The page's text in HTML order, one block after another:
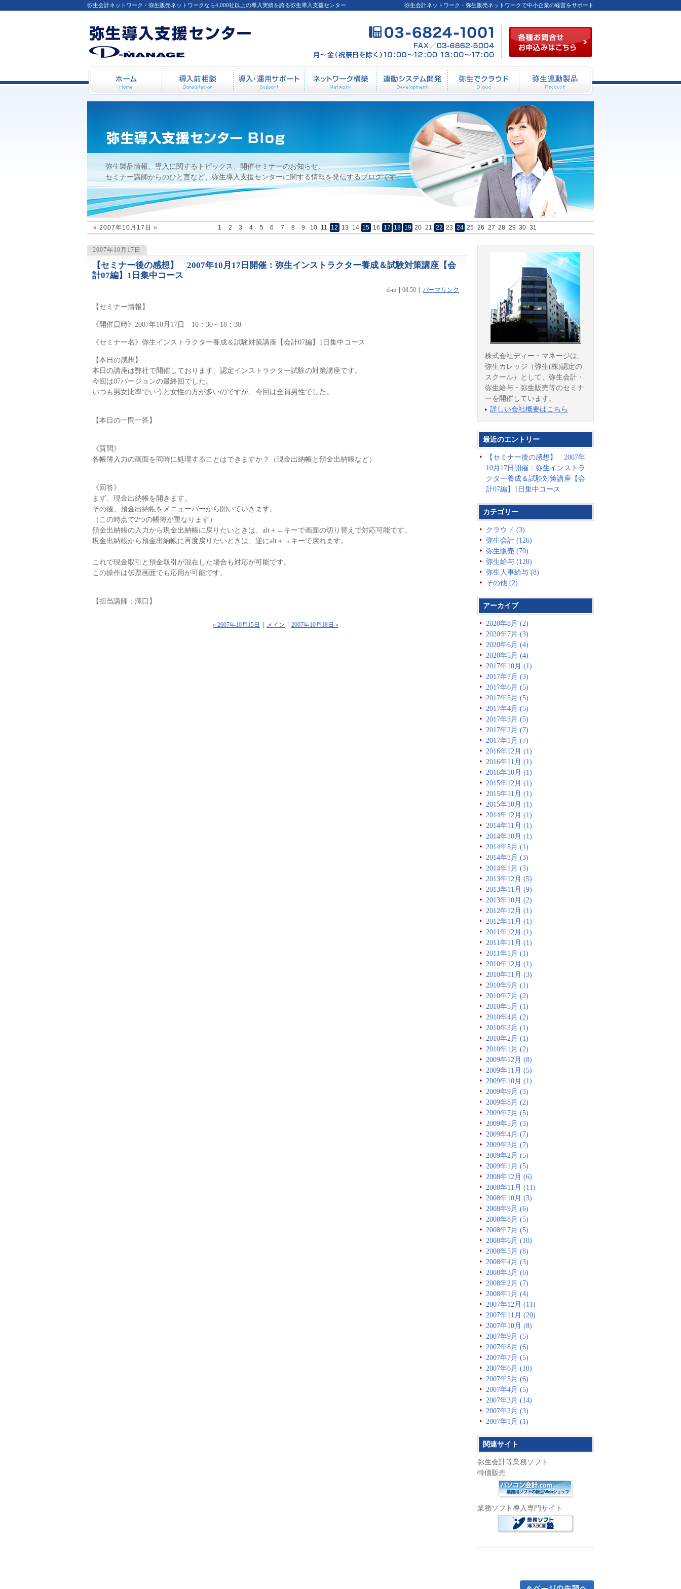
2007年10月17日
弥生会計ネットワーク・弥生販売ネットワークで中小企業の経営をサポート
弥生会計ネットワーク・弥生販売ネットワークなら4,000社以上の導入実績を誇る弥生導入支援センター
弥生製品情報、導入に関するトピックス、開催セミナーのお知らせ、
セミナー講師からのひと言など、弥生導入支援センターに関する情報を発信するブログです。
«2007年10月17日 » 1 2 3 4 5 6 7 8 9 10 11 12 13 14 15 16 17 18 19 20 21 22 23 24 25 26 27 28 29 30 31
2007年10月17日
【セミナー後の感想】 2007年10月17日開催：弥生インストラクター養成＆試験対策講座【会
計07編】1日集中コース
d-m 08:50 パーマリンク
【セミナー情報】
《開催日時》2007年10月17日 10：30～18：30
《セミナー名》弥生インストラクター養成＆試験対策講座【会計07編】1日集中コース
【本日の感想】
本日の講座は弊社で開催しております、認定インストラクター試験の対策講座です。
今回は07バージョンの最終回でした。
いつも男女比率でいうと女性の方が多いのですが、今回は全員男性でした。
【本日の一問一答】
《質問》
各帳簿入力の画面を同時に処理することはできますか？（現金出納帳と預金出納帳など）
《回答》
まず、現金出納帳を開きます。
その後、預金出納帳をメニューバーから開いていきます。
（この時点で2つの帳簿が重なります）
預金出納帳の入力から現金出納帳に戻りたいときは、alt＋←キーで画面の切り替えで対応可能です。
現金出納帳から預金出納帳に再度戻りたいときは、逆にalt＋→キーで戻れます。
これで現金取引と預金取引が混在した場合も対応が可能です。
この操作は伝票画面でも応用が可能です。
【担当講師：澤口】
« 2007年10月15日 メイン 2007年10月18日 »
株式会社ディー・マネージは、
弥生カレッジ（弥生(株)認定の
スクール）として、弥生会計・
弥生給与・弥生販売等のセミナ
ーを開催しています。
詳しい会社概要はこちら
最近のエントリー
【セミナー後の感想】 2007年
10月17日開催：弥生インストラ
クター養成＆試験対策講座【会
計07編】1日集中コース
カテゴリー
クラウド (3)
弥生会計 (126)
弥生販売 (70)
弥生給与 (128)
弥生人事給与 (8)
その他 (2)
アーカイブ
2020年8月 (2)
2020年7月 (3)
2020年6月 (4)
2020年5月 (4)
2017年10月 (1)
2017年7月 (3)
2017年6月 (5)
2017年5月 (5)
2017年4月 (5)
2017年3月 (5)
2017年2月 (7)
2017年1月 (7)
2016年12月 (1)
2016年11月 (1)
2016年10月 (1)
2015年12月 (1)
2015年11月 (1)
2015年10月 (1)
2014年12月 (1)
2014年11月 (1)
2014年10月 (1)
2014年5月 (1)
2014年3月 (3)
2014年1月 (3)
2013年12月 (5)
2013年11月 (9)
2013年10月 (2)
2012年12月 (1)
2012年11月 (1)
2011年12月 (1)
2011年11月 (1)
2011年1月 (1)
2010年12月 (1)
2010年11月 (3)
2010年9月 (1)
2010年7月 (2)
2010年5月 (1)
2010年4月 (2)
2010年3月 (1)
2010年2月 (1)
2010年1月 (2)
2009年12月 (8)
2009年11月 (5)
2009年10月 (1)
2009年9月 (3)
2009年8月 (2)
2009年7月 (5)
2009年5月 (3)
2009年4月 (7)
2009年3月 (7)
2009年2月 (5)
2009年1月 (5)
2008年12月 (6)
2008年11月 (11)
2008年10月 (3)
2008年9月 (6)
2008年8月 (5)
2008年7月 (5)
2008年6月 (10)
2008年5月 (8)
2008年4月 (3)
2008年3月 (6)
2008年2月 (7)
2008年1月 (4)
2007年12月 (11)
2007年11月 (20)
2007年10月 (8)
2007年9月 (5)
2007年8月 (6)
2007年7月 (5)
2007年6月 (10)
2007年5月 (6)
2007年4月 (5)
2007年3月 (14)
2007年2月 (3)
2007年1月 (1)
関連サイト
弥生会計等業務ソフト
特価販売
業務ソフト導入専門サイト
00～
ホーム 導入前相談 導入・運用サポート ネットワーク構築 連動システム開発 弥生でクラウド